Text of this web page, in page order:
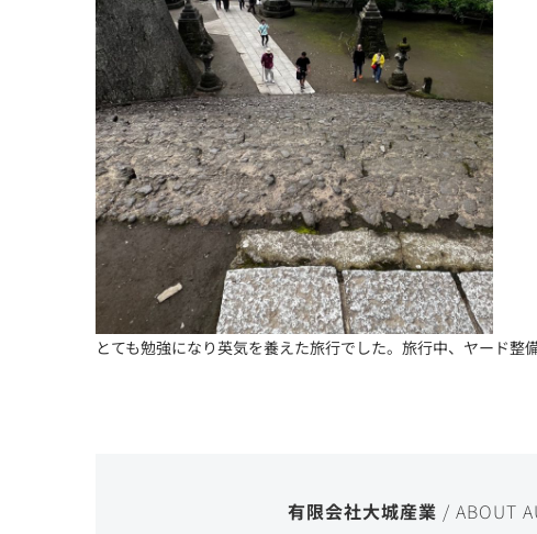
とても勉強になり英気を養えた旅行でした。旅行中、ヤード
有限会社大城産業 / ABOUT